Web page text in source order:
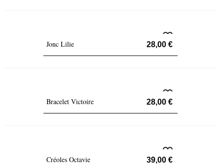
Jonc Lilie 28,00 €
Bracelet Victoire 28,00 €
Créoles Octavie 39,00 €